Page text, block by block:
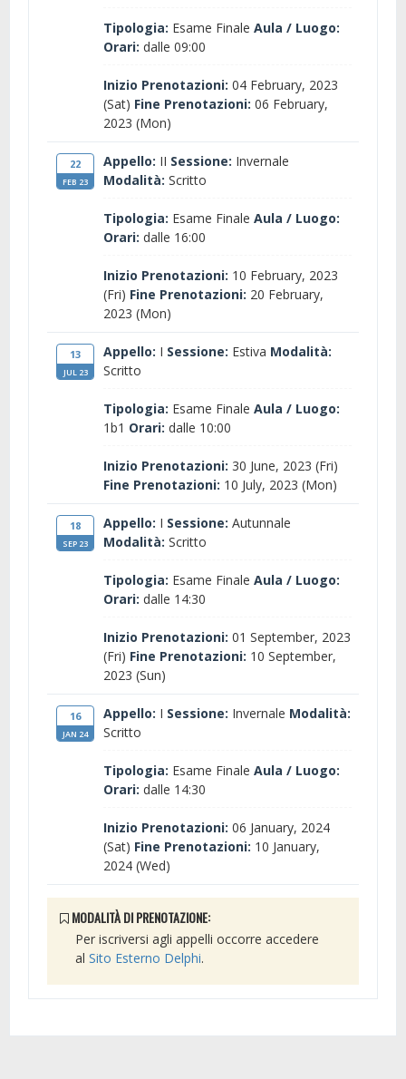
Tipologia: Esame Finale Aula / Luogo:
Orari: dalle 09:00
Inizio Prenotazioni: 04 February, 2023
(Sat) Fine Prenotazioni: 06 February,
2023 (Mon)
22
FEB 23
Appello: II Sessione: Invernale
Modalità: Scritto
Tipologia: Esame Finale Aula / Luogo:
Orari: dalle 16:00
Inizio Prenotazioni: 10 February, 2023
(Fri) Fine Prenotazioni: 20 February,
2023 (Mon)
13
JUL 23
Appello: I Sessione: Estiva Modalità:
Scritto
Tipologia: Esame Finale Aula / Luogo:
1b1 Orari: dalle 10:00
Inizio Prenotazioni: 30 June, 2023 (Fri)
Fine Prenotazioni: 10 July, 2023 (Mon)
18
SEP 23
Appello: I Sessione: Autunnale
Modalità: Scritto
Tipologia: Esame Finale Aula / Luogo:
Orari: dalle 14:30
Inizio Prenotazioni: 01 September, 2023
(Fri) Fine Prenotazioni: 10 September,
2023 (Sun)
16
JAN 24
Appello: I Sessione: Invernale Modalità:
Scritto
Tipologia: Esame Finale Aula / Luogo:
Orari: dalle 14:30
Inizio Prenotazioni: 06 January, 2024
(Sat) Fine Prenotazioni: 10 January,
2024 (Wed)
MODALITÀ DI PRENOTAZIONE:
Per iscriversi agli appelli occorre accedere
al Sito Esterno Delphi.